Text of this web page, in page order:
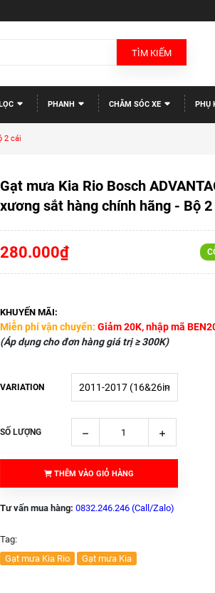
TÌM KIẾM
LỌC PHANH CHĂM SÓC XE PHỤ
2 cái
Gạt mưa Kia Rio Bosch
xương sắt hàng chính hãng - Bộ
280.000₫
KHUYẾN MÃI:
Miễn phí vận chuyển: Giảm 20K, nhập mã
(Áp dụng cho đơn hàng giá trị ≥ 300K)
VARIATION
SỐ LƯỢNG
THÊM VÀO GIỎ HÀNG
Tư vấn mua hàng: 0832.246.246 (Call/Zalo)
Tag:
Gạt mưa Kia Rio
Gạt mưa Kia